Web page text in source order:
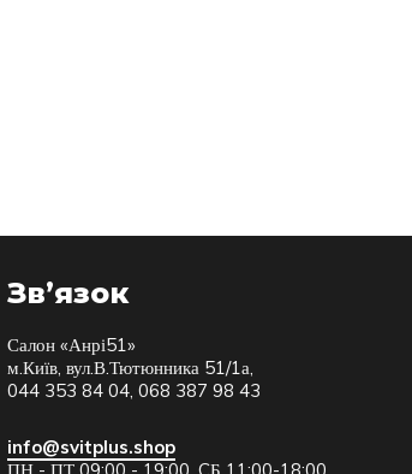
Зв’язок
Салон «Анрі51»
м.Київ, вул.В.Тютюнника 51/1а,
044 353 84 04, 068 387 98 43
info@svitplus.shop